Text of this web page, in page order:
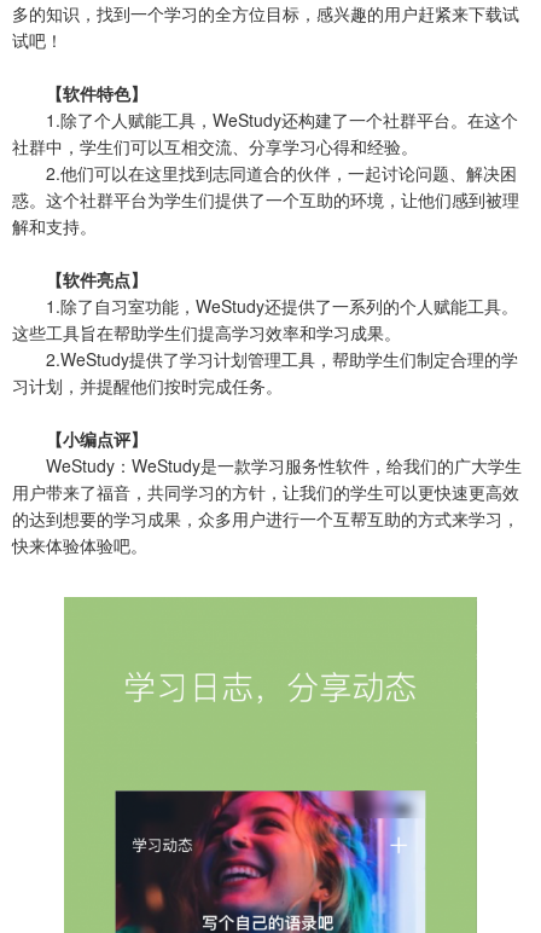
多的知识，找到一个学习的全方位目标，感兴趣的用户赶紧来下载试
试吧！
【软件特色】
1.除了个人赋能工具，WeStudy还构建了一个社群平台。在这个
社群中，学生们可以互相交流、分享学习心得和经验。
2.他们可以在这里找到志同道合的伙伴，一起讨论问题、解决困
惑。这个社群平台为学生们提供了一个互助的环境，让他们感到被理
解和支持。
【软件亮点】
1.除了自习室功能，WeStudy还提供了一系列的个人赋能工具。
这些工具旨在帮助学生们提高学习效率和学习成果。
2.WeStudy提供了学习计划管理工具，帮助学生们制定合理的学
习计划，并提醒他们按时完成任务。
【小编点评】
WeStudy：WeStudy是一款学习服务性软件，给我们的广大学生
用户带来了福音，共同学习的方针，让我们的学生可以更快速更高效
的达到想要的学习成果，众多用户进行一个互帮互助的方式来学习，
快来体验体验吧。